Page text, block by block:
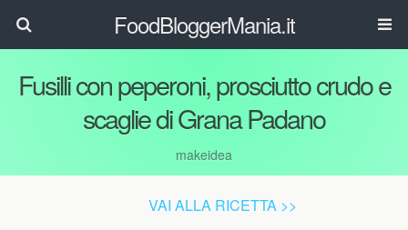
FoodBloggerMania.it
Fusilli con peperoni, prosciutto crudo e
scaglie di Grana Padano
makeidea
VAI ALLA RICETTA >>